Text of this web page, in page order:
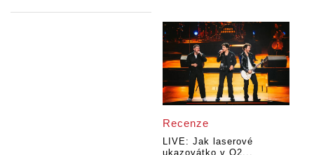
Recenze
LIVE: Jak laserové
ukazovátko v O2...